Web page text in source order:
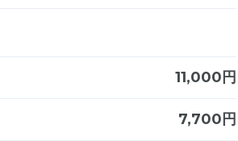
11,000円
7,700円